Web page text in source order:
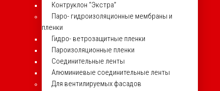
Контруклон “Экстра”
Паро- гидроизоляционные мембраны и
пленки
Гидро- ветрозащитные пленки
Пароизоляционные пленки
Соединительные ленты
Алюминиевые соединительные ленты
Для вентилируемых фасадов